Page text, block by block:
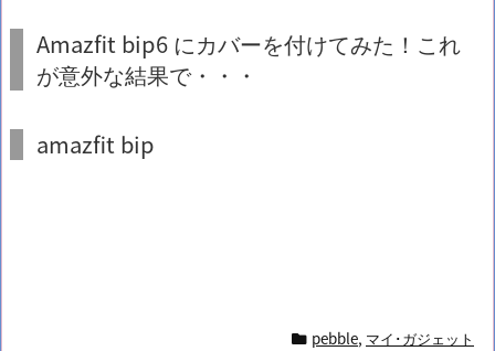
Amazfit bip6 にカバーを付けてみた！これ
が意外な結果で・・・
amazfit bip
pebble, マイ･ガジェット